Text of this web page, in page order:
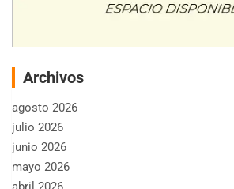
Archivos
agosto 2026
julio 2026
junio 2026
mayo 2026